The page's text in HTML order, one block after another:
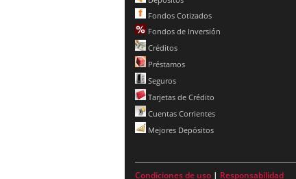
Fondos Cotizados
Fondos de Inversión
Créditos
Préstamos
Seguros
Tarjetas de Crédito
Cuentas Corrientes
Mejores Depósitos
Condiciones de uso | Responsabilidad